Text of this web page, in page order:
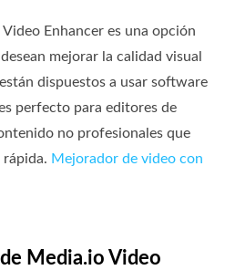
Enhancer es una opción
mejorar la calidad visual
dispuestos a usar software
perfecto para editores de
no profesionales que
Mejorador de video con
Media.io Video